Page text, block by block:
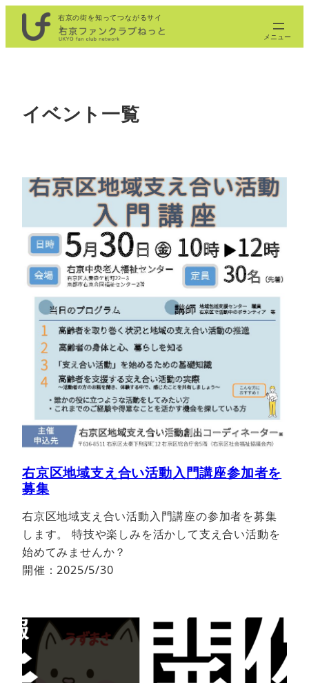
を
右京の街を知ってつながるサイ
ト
イベント一覧
右京区地域支え合い活動入門講座参加者を
募集
右京区地域支え合い活動入門講座の参加者を募集
します。 特技や楽しみを活かして支え合い活動を
始めてみませんか？
開催：2025/5/30